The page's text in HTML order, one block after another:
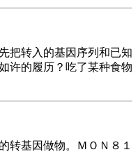
把转入的基因序列和已知
许的履历？吃了某种食物
转基因做物。ＭＯＮ８１